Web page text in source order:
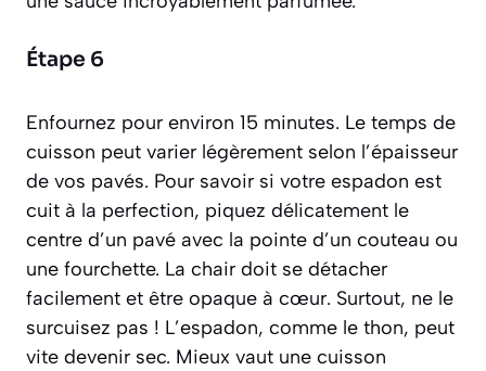
Étape 6
Enfournez pour environ 15 minutes. Le temps de
cuisson peut varier légèrement selon l’épaisseur
de vos pavés. Pour savoir si votre espadon est
cuit à la perfection, piquez délicatement le
centre d’un pavé avec la pointe d’un couteau ou
une fourchette. La chair doit se détacher
facilement et être opaque à cœur. Surtout, ne le
surcuisez pas ! L’espadon, comme le thon, peut
vite devenir sec. Mieux vaut une cuisson